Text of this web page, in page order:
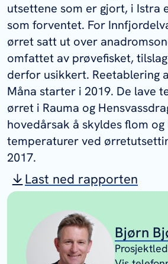
utsettene som er gjort, i Istra
som forventet. For
ørret satt ut over
omfattet av prøvefisket,
derfor usikkert. Reetablering
Måna starter i 2019. De lave
ørret i Rauma og
hovedårsak å skyldes flom og
temperaturer ved
2017.
Last ned rapporten
Bjørn